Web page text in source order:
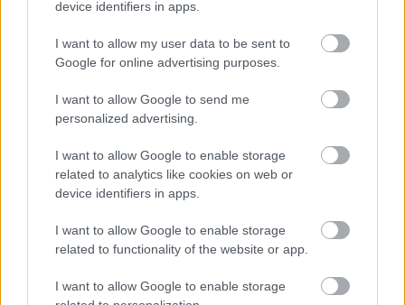
device identifiers in apps.
I want to allow my user data to be sent to
Google for online advertising purposes.
I want to allow Google to send me
personalized advertising.
I want to allow Google to enable storage
related to analytics like cookies on web or
device identifiers in apps.
I want to allow Google to enable storage
related to functionality of the website or app.
I want to allow Google to enable storage
könyv:) Budapesten személyesen áttudnám venni.
11 éve
Eladó:Medallion By Martin Adams, Szinte nem is
használt, csak ki lett bontva meg egyszer néztem
meg Dvdt is. Figaro bűvészboltban vettem még
októberben. Új Ára: 15990 ft. Én odaadom 12
www.figarobuveszbolt.hu/katalogus/closeup/medall